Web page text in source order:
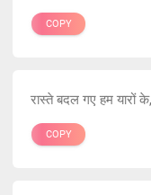
COPY
रास्ते बदल गए हम यारों
COPY